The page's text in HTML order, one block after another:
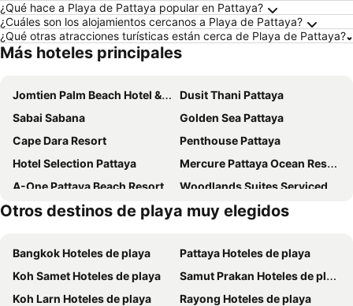
¿Qué hace a Playa de Pattaya popular en Pattaya?
¿Cuáles son los alojamientos cercanos a Playa de Pattaya?
¿Qué otras atracciones turísticas están cerca de Playa de Pattaya?
Más hoteles principales
Jomtien Palm Beach Hotel & Resort
Dusit Thani Pattaya
Sabai Sabana
Golden Sea Pattaya
Cape Dara Resort
Penthouse Pattaya
Hotel Selection Pattaya
Mercure Pattaya Ocean Resort
A-One Pattaya Beach Resort
Woodlands Suites Serviced Residences
Sirin Exclusive Hotel and Residence
Courtyard by Marriott North Pattaya
Otros destinos de playa muy elegidos
Bangkok Hoteles de playa
Pattaya Hoteles de playa
Koh Samet Hoteles de playa
Samut Prakan Hoteles de playa
Koh Larn Hoteles de playa
Rayong Hoteles de playa